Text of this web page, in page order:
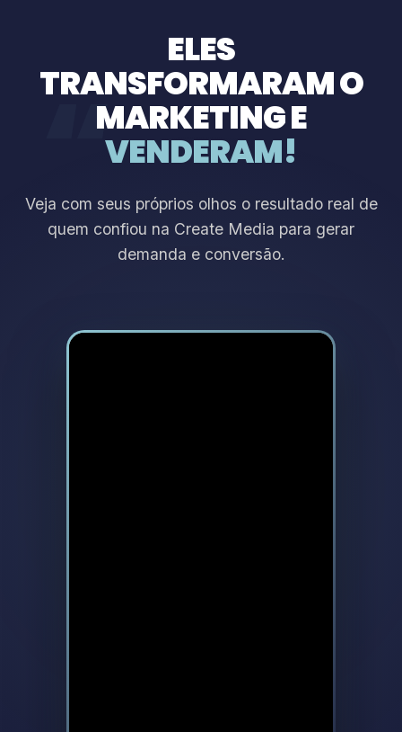
“
ELES
TRANSFORMARAM O
MARKETING E
VENDERAM!
Veja com seus próprios olhos o resultado real de
quem confiou na Create Media para gerar
demanda e conversão.